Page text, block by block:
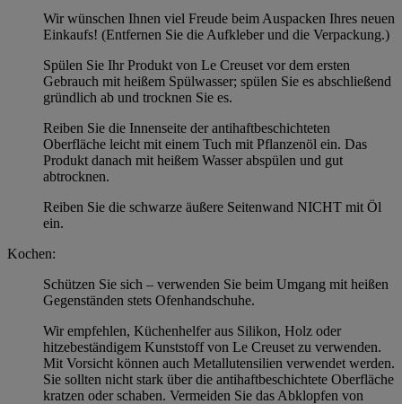
Wir wünschen Ihnen viel Freude beim Auspacken Ihres neuen
Einkaufs! (Entfernen Sie die Aufkleber und die Verpackung.)
Spülen Sie Ihr Produkt von Le Creuset vor dem ersten
Gebrauch mit heißem Spülwasser; spülen Sie es abschließend
gründlich ab und trocknen Sie es.
Reiben Sie die Innenseite der antihaftbeschichteten
Oberfläche leicht mit einem Tuch mit Pflanzenöl ein. Das
Produkt danach mit heißem Wasser abspülen und gut
abtrocknen.
Reiben Sie die schwarze äußere Seitenwand NICHT mit Öl
ein.
Kochen:
Schützen Sie sich – verwenden Sie beim Umgang mit heißen
Gegenständen stets Ofenhandschuhe.
Wir empfehlen, Küchenhelfer aus Silikon, Holz oder
hitzebeständigem Kunststoff von Le Creuset zu verwenden.
Mit Vorsicht können auch Metallutensilien verwendet werden.
Sie sollten nicht stark über die antihaftbeschichtete Oberfläche
kratzen oder schaben. Vermeiden Sie das Abklopfen von